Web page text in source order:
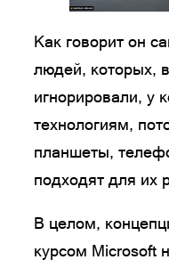
Как говорит он
людей, которых,
игнорировали, у
технологиям,
планшеты,
подходят для их
В целом,
курсом Microsoft